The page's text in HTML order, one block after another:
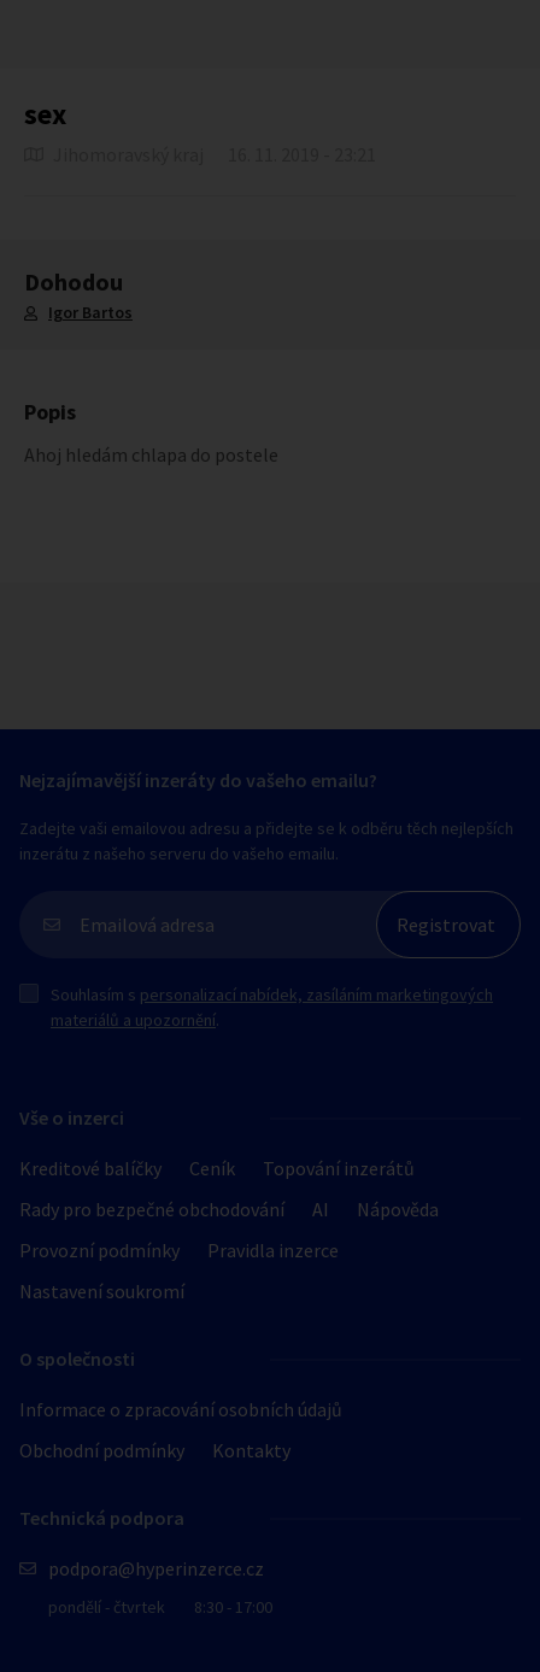
sex
Dohodou
Igor Bartos
Popis
Ahoj hledám chlapa do postele
Vše o inzerci
Kreditové balíčky Ceník
Topování inzerátů
Rady pro bezpečné obchodování
AI
Nápověda
Provozní podmínky
Pravidla inzerce
Nastavení soukromí
O společnosti
Informace o zpracování osobních údajů
Obchodní podmínky
Kontakty
Technická podpora
podpora@hyperinzerce.cz
pondělí - čtvrtek 8:30 - 17:00
Nejzajímavější inzeráty do vašeho emailu?
Zadejte vaši emailovou adresu a přidejte se k odběru těch nejlepších
inzerátu z našeho serveru do vašeho emailu.
Souhlasím s personalizací nabídek, zasíláním marketingových
materiálů a upozornění.